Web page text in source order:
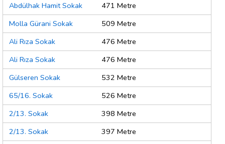
Abdülhak Hamit Sokak
471 Metre
Molla Gürani Sokak
509 Metre
Ali Rıza Sokak
476 Metre
Ali Rıza Sokak
476 Metre
Gülseren Sokak
532 Metre
65/16. Sokak
526 Metre
2/13. Sokak
398 Metre
2/13. Sokak
397 Metre